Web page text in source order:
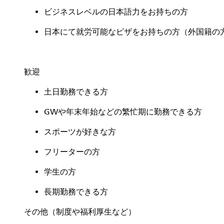
ビジネスレベルの日本語力をお持ちの方
日本にて就労可能なビザをお持ちの方（外国籍の
歓迎
土日勤務できる方
GWや年末年始などの繁忙期に勤務できる方
スポーツが好きな方
フリーターの方
学生の方
長期勤務できる方
その他（制度や福利厚生など）